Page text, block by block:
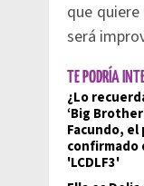
que
será
TE PODRÍA
¿Lo
‘Big
Facundo, el
confirmado
'LCDLF3'